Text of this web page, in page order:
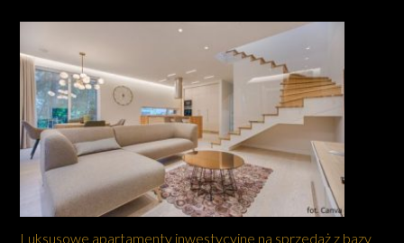
Luksusowe apartamenty inwestycyjne na sprzedaż z bazy